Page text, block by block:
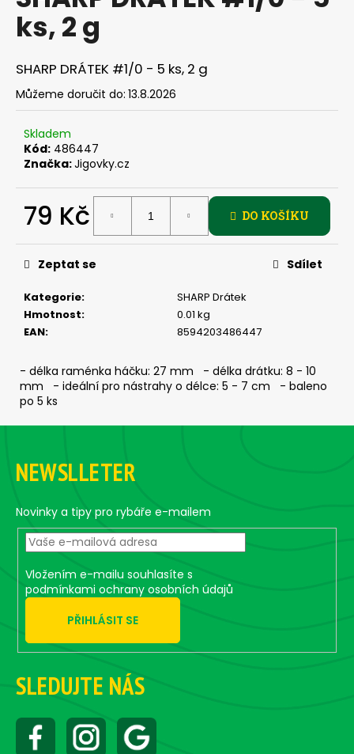
0,0
hvězdiček.
ks, 2 g
SHARP DRÁTEK #1/0 - 5 ks, 2 g
Můžeme doručit do: 13.8.2026
Skladem
Kód: 486447
Značka:Jigovky.cz
79 Kč
cena:
DO KOŠÍKU
Kategorie:
SHARP Drátek
Hmotnost:
0.01 kg
EAN: 8594203486447
Zeptat se Sdílet
- délka raménka háčku: 27 mm - délka drátku: 8 - 10
mm - ideální pro nástrahy o délce: 5 - 7 cm - baleno
po 5 ks
a
j
í
t
?
o
o
u
u
j
e
m
STANDUP
-
5
KS,
5,5
G
49
Kč
Z
NEWSLLETER
Novinky a tipy pro rybáře e-mailem
Vložením e-mailu souhlasíte s
podmínkami ochrany osobních údajů
PŘIHLÁSIT SE
SLEDUJTE NÁS